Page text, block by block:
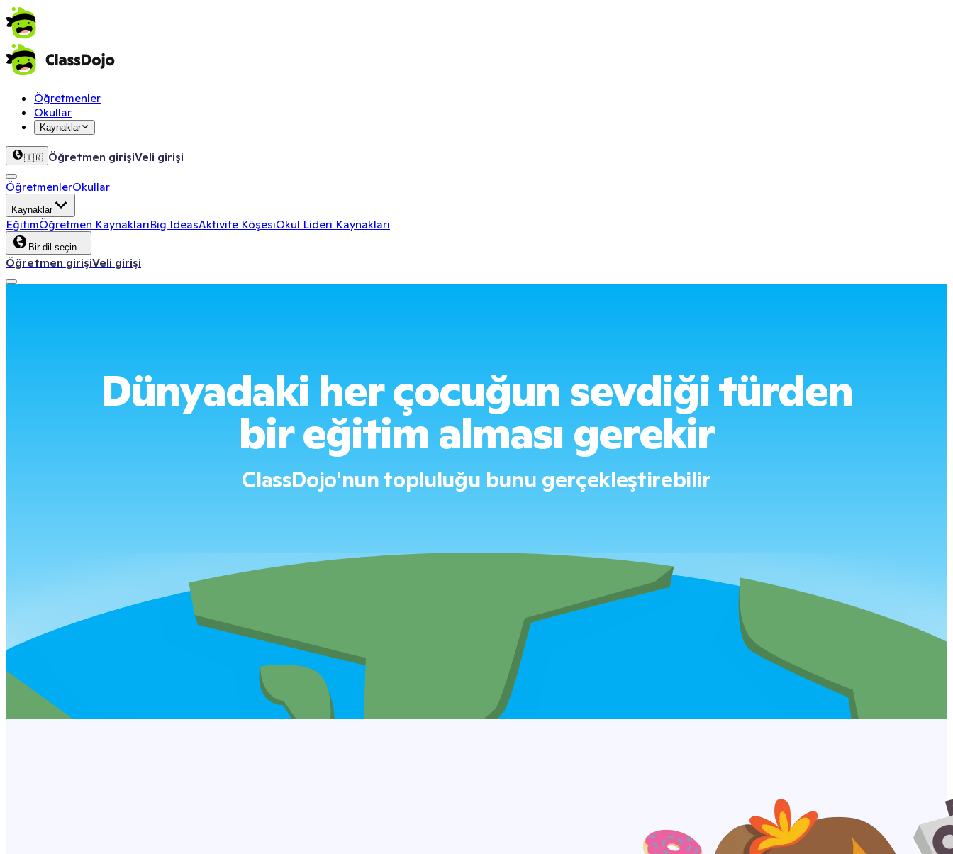
Öğretmenler
Okullar
Kaynaklar
🇹🇷 Öğretmen girişiVeli girişi
ÖğretmenlerOkullar
Kaynaklar
EğitimÖğretmen KaynaklarıBig IdeasAktivite KöşesiOkul Lideri Kaynakları
Bir dil seçin…
Öğretmen girişiVeli girişi
Dünyadaki her çocuğun sevdiği türden
bir eğitim alması gerekir
ClassDojo'nun topluluğu bunu gerçekleştirebilir